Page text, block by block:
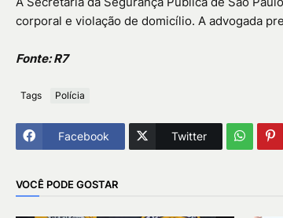
corporal e violação de domicílio. A advogada
Fonte: R7
Tags Polícia
Facebook Twitter
VOCÊ PODE GOSTAR